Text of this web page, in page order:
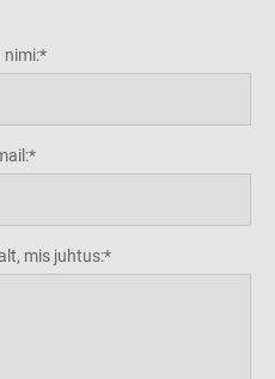
nimi:
mis juhtus: